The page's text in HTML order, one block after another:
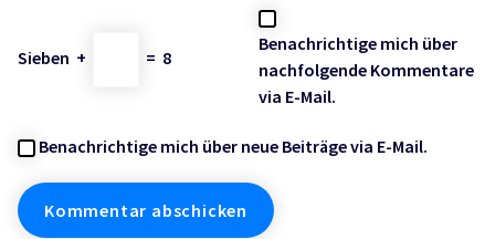
Sieben + = 8
Benachrichtige mich über
nachfolgende Kommentare
via E-Mail.
Benachrichtige mich über neue Beiträge via E-Mail.